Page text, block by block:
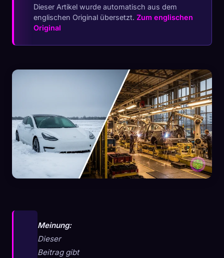
Dieser Artikel wurde automatisch aus dem
englischen Original übersetzt. Zum englischen
Original
Meinung:
Dieser
Beitrag gibt